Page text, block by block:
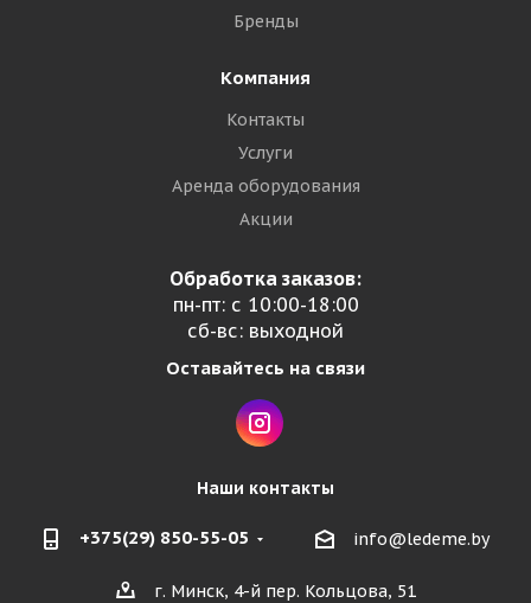
Бренды
Компания
Контакты
Услуги
Аренда оборудования
Акции
Обработка заказов:
пн-пт: с 10:00-18:00
сб-вс: выходной
Оставайтесь на связи
Наши контакты
+375(29) 850-55-05 info@ledeme.by
г. Минск, 4-й пер. Кольцова, 51